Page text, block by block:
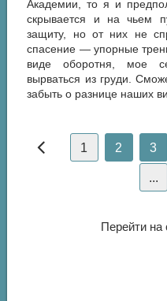
Академии, то я и
скрывается и на чьем
защиту, но от них не
спасение — упорные
виде оборотня, мое
вырваться из груди.
забыть о разнице наших
1 2 3
...
Перейти на